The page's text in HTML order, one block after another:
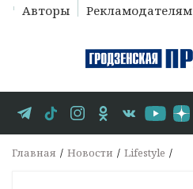
Авторы Рекламодателям
Главная Новости Lifestyle